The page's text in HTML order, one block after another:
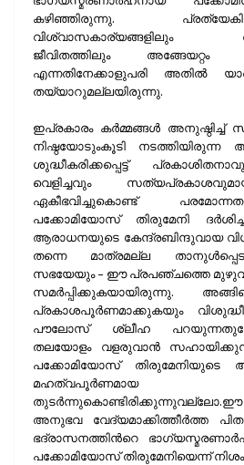
കഴിഞ്ഞിരുന്നു.
വിശ്വാസകാര്യങ്ങളിലും
ജീവിതത്തിലും അങ്ങേയറ്റം
എന്നതിനേക്കാളുപരി അതില്‍
തയ്യാറുമല്ലയിരുന്നു.
ഇപ്രകാരം കര്‍മ്മങ്ങള്‍
നിഷ്ഠയോടുംകൂടി
ശുദ്ധീകരിക്കപ്പെട്ട്
വെളിച്ചവും
ഏകീഭവിച്ചുകൊണ്ട്
പക്കോമിയോസ് തിരുമേനി
ആരാധനയുടെ കേന്ദ്രബിന്ദുവായ
തന്നെ മാത്രമല്ല
സഭയേയും – ഈ പ്രപഞ്ചത്തെ
സമര്‍പ്പിക്കുകയായിരുന്നു.
പ്രകാശപൂര്‍ണമാക്കുകയും
പൗലോസ് ശ്ലീഹ
തലയോളം വളരുവാന്‍
പക്കോമിയോസ്
അനുഭവ വേദ്യമാക്കിത്തീര്‍ത്ത
ഭദ്രാസനത്തിന്‍റെ
പക്കോമിയോസ് തിരുമേനിയെന്ന്